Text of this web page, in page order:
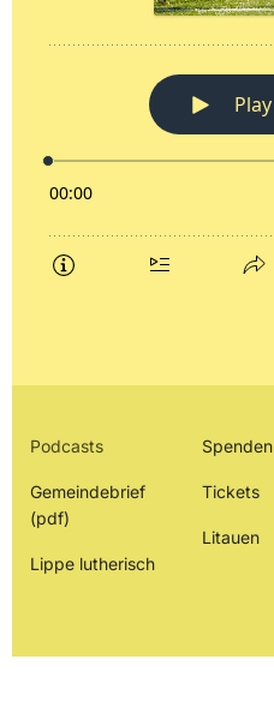
Podcasts
Gemeindebrief
(pdf)
Lippe lutherisch
Spenden
Tickets
Litauen